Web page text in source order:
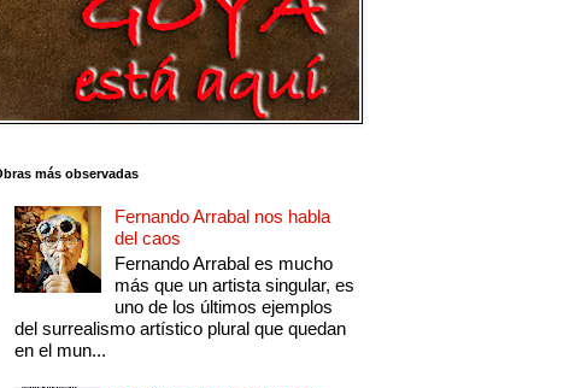
más observadas
Fernando Arrabal nos habla
del caos
Fernando Arrabal es mucho
más que un artista singular, es
uno de los últimos ejemplos
del surrealismo artístico plural que quedan
en el mun...